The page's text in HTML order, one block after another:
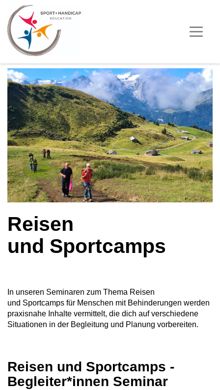
Reisen
und Sportcamps
In unseren Seminaren zum Thema Reisen
und Sportcamps für Menschen mit Behinderungen werden
praxisnahe Inhalte vermittelt, die dich auf verschiedene
Situationen in der Begleitung und Planung vorbereiten.
Reisen und Sportcamps -
Begleiter*innen Seminar